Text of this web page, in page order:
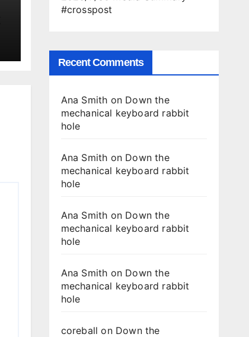
#crosspost
Recent Comments
Ana Smith on Down the
mechanical keyboard rabbit
hole
Ana Smith on Down the
mechanical keyboard rabbit
hole
Ana Smith on Down the
mechanical keyboard rabbit
hole
Ana Smith on Down the
mechanical keyboard rabbit
hole
coreball on Down the